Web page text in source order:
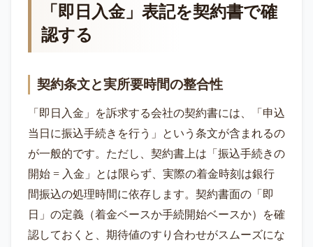
「即日入金」表記を契約書で確
認する
契約条文と実所要時間の整合性
「即日入金」を訴求する会社の契約書には、「申込
当日に振込手続きを行う」という条文が含まれるの
が一般的です。ただし、契約書上は「振込手続きの
開始 = 入金」とは限らず、実際の着金時刻は銀行
間振込の処理時間に依存します。契約書面の「即
日」の定義（着金ベースか手続開始ベースか）を確
認しておくと、期待値のすり合わせがスムーズにな